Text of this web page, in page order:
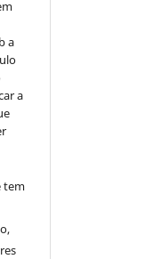
a
a
tem